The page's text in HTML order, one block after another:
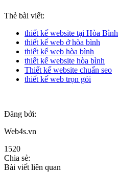
Thẻ bài viết:
thiết kế website tại Hòa Bình
thiết kế web ở hòa bình
thiết kế web hòa bình
thiết kế website hòa bình
Thiết kế website chuẩn seo
thiết kế web trọn gói
Đăng bởi:
Web4s.vn
1520
Chia sẻ:
Bài viết liên quan